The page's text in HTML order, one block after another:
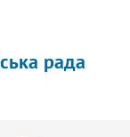
рада